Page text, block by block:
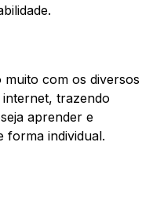
muito com os diversos
trazendo
aprender e
forma individual.